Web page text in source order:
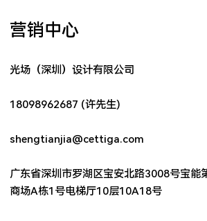
营销中心
光场（深圳）设计有限公司
18098962687 (许先生)
shengtianjia@cettiga.com
广东省深圳市罗湖区宝安北路3008号宝能
商场A栋1号电梯厅10层10A18号